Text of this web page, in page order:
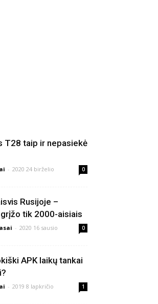
T28 taip ir nepasiekė
- 2020 24 birželio 0
Rusijoje –
tik 2000-aisiais
- 2020 16 sausio 0
APK laikų tankai
- 2019 8 lapkričio 1